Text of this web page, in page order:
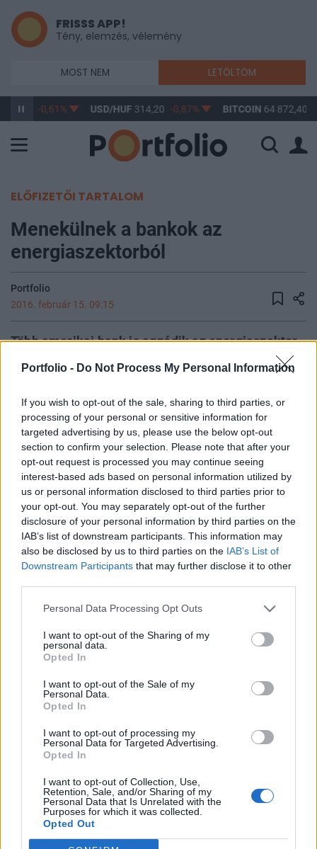
Portfolio - Do Not Process My Personal Information
If you wish to opt-out of the sale, sharing to third parties, or
processing of your personal or sensitive information for
targeted advertising by us, please use the below opt-out
section to confirm your selection. Please note that after your
opt-out request is processed you may continue seeing
interest-based ads based on personal information utilized by
us or personal information disclosed to third parties prior to
your opt-out. You may separately opt-out of the further
disclosure of your personal information by third parties on the
IAB’s list of downstream participants. This information may
also be disclosed by us to third parties on the IAB’s List of
Downstream Participants that may further disclose it to other
Personal Data Processing Opt Outs
I want to opt-out of the Sharing of my
personal data.
Opted In
I want to opt-out of the Sale of my
Personal Data.
Opted In
I want to opt-out of processing my
Personal Data for Targeted Advertising.
Opted In
I want to opt-out of Collection, Use,
Retention, Sale, and/or Sharing of my
Personal Data that Is Unrelated with the
Purposes for which it was collected.
Opted Out
FRISSS APP!
Tény, elemzés, vélemény
MOST NEM LETÖLTÖM
363,17 -0,61% USD/HUF 314,20 -0,87% BITCOIN 64 872,40
ELŐFIZETŐI TARTALOM
Menekülnek a bankok az
energiaszektorból
Portfolio
2016. február 15. 09:15
Több amerikai bank is aggódik az energiaszektor
bukása miatt. A Wells Fargo, a JP Morgan és a
Citigroup biztonsági intézkedéseket tesznek, a
BNP Paribas pedig teljesen elzárja a hitelcsapot a
küszködő iparágazat felé - írja az Oilprice.com
Energy Investment Forum 2026Az energiaszektor
csúcsvezetői egy helyen: stratégiai válaszok
versenyképességről, beruházásokról, szabályozásról és az
energetikai jövőjéről.Információ és jelentkezésBejelentette
a BNP Paribas, Franciaország legnagyobb bankja, hogy
többet nem hitelez a küszködő olaj és gázkitermelő
cégeknek az Egyesült Államokban. A pénzintézet
továbbra...
KEDVES OLVASÓNK!
A keresett cikk a portfolio.hu hírarchívumához
tartozik, melynek olvasása előfizetéses
Az előfizetés a következőket tartalmazza:
Portfolio.hu teljes cikkarchívum
Kötéslisták: BÉT elmúlt 2 év napon belüli
kötéslistái
Előfizetés
MÁR ELŐFIZETŐNK VAGY?BEJELENTKEZÉS